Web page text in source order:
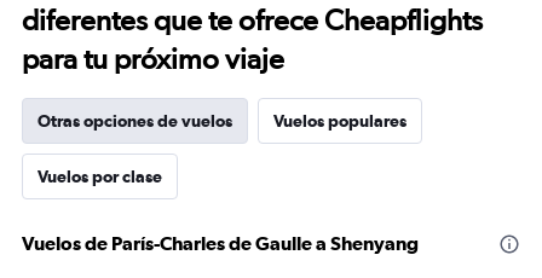
diferentes que te ofrece Cheapflights
para tu próximo viaje
Otras opciones de vuelos Vuelos populares
Vuelos por clase
Vuelos de París-Charles de Gaulle a Shenyang